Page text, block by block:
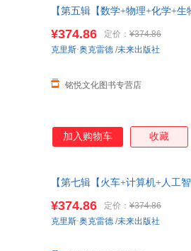
【第五辑【数学+物理+化学+
¥374.86 定价： ¥374.86
铭悦文化图书专营店
克里斯·奥克雷德 /未来出版社
加入购物车 收藏
【第七辑【火车+计算机+人工
学】
¥374.86 定价： ¥374.86
克里斯·奥克雷德 /未来出版社